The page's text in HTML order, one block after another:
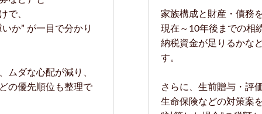
で、
か” が一目で分かり
ムダな心配が減り、
の優先順位も整理で
家族構成と財産・債務
現在～10年後までの相
納税資金が足りるかな
す。
さらに、生前贈与・評
生命保険などの対策案